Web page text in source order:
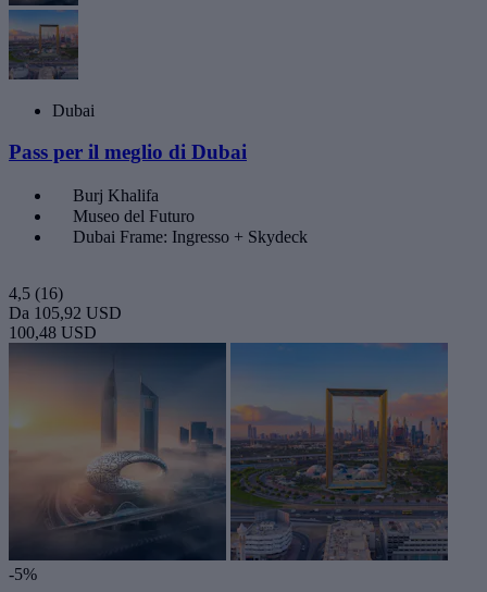
Dubai
Pass per il meglio di Dubai
Burj Khalifa
Museo del Futuro
Dubai Frame: Ingresso + Skydeck
4,5 (16)
Da 105,92 USD
100,48 USD
-5%